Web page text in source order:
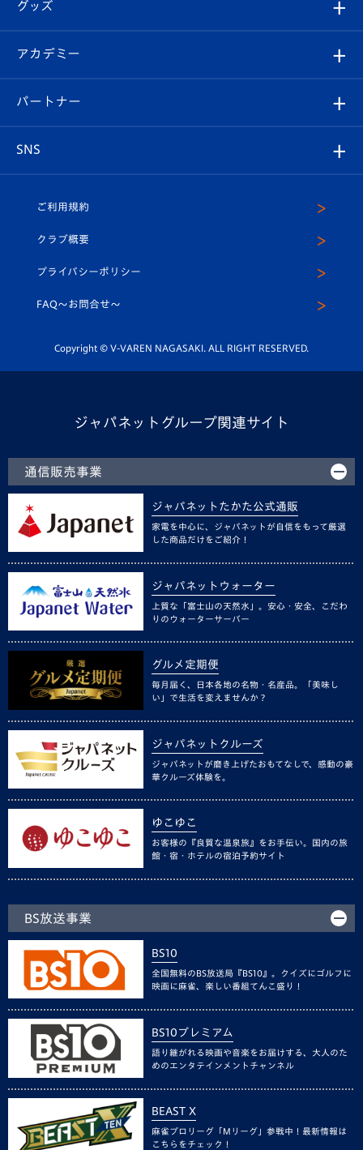
チケット
イベント
メディア
ホームタウン
スタッフプロフィール
マスコット紹介
平和祈念活動
ホームタウン活動
Revive Team
ヴィヴィくんの長崎おもてなしガイド
フォトギャラリー
スタジアムグルメ
V-LOVERS（ファンクラブ）
プレイヤーズスイート
グッズ
オンラインショップ
店舗情報
アカデミー
育成からのお知らせ
U-18
スクール
パートナー
SNS
ヴィヴィくんインスタグラム
公式LINE＠
ご利用規約
クラブ概要
プライバシーポリシー
FAQ〜お問合せ〜
Copyright © V-VAREN NAGASAKI. ALL RIGHT RESERVED.
ジャパネットグループ関連サイト
通信販売事業
ジャパネットたかた公式通販
家電を中心に、ジャパネットが自信をもって厳選
した商品だけをご紹介！
ジャパネットウォーター
上質な「富士山の天然水」。安心・安全、こだわ
りのウォーターサーバー
グルメ定期便
毎月届く、日本各地の名物・名産品。「美味し
い」で生活を変えませんか？
ジャパネットクルーズ
ジャパネットが磨き上げたおもてなしで、感動の豪
華クルーズ体験を。
ゆこゆこ
お客様の『良質な温泉旅』をお手伝い。国内の旅
館・宿・ホテルの宿泊予約サイト
BS放送事業
BS10
全国無料のBS放送局『BS10』。クイズにゴルフに
映画に麻雀、楽しい番組てんこ盛り！
BS10プレミアム
語り継がれる映画や音楽をお届けする、大人のた
めのエンタテインメントチャンネル
BEAST X
麻雀プロリーグ「Mリーグ」参戦中！最新情報は
こちらをチェック！